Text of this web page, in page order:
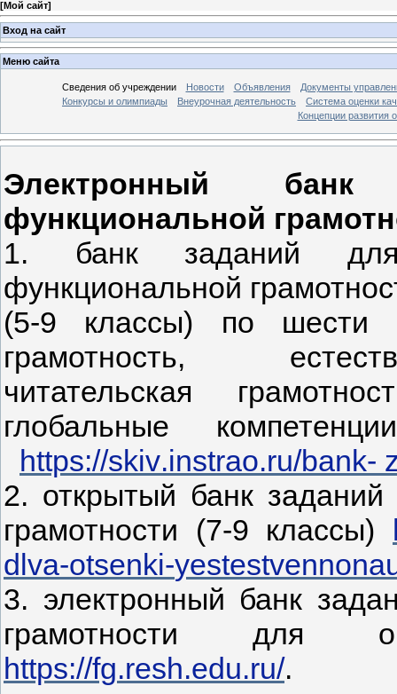
[Мой сайт]
Вход на сайт
Меню сайта
Сведения об учреждении Новости Объявления
Документы
Конкурсы и олимпиады
Внеурочная деятельность
Система оценки
Концепции развития
Электронный
функциональной
1. банк заданий
функциональной
(5-9 классы) по шести
грамотность,
читательская
глобальные
https://skiv.instrao.ru/bank-
2. открытый банк заданий
грамотности (7-9 классы)
dlva-otsenki-
3. электронный банк
грамотности для
https://fg.resh.edu.ru/.